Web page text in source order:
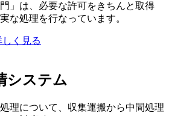
」は、必要な許可をきちんと取得
な処理を行なっています。
しく見る
ステム
理について、収集運搬から中間処理